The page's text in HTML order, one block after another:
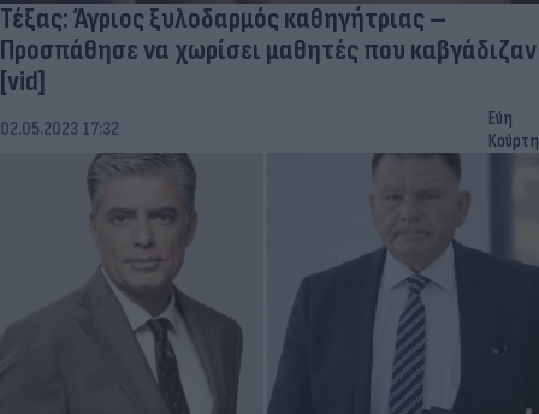
Τέξας: Άγριος ξυλοδαρμός καθηγήτριας –
Προσπάθησε να χωρίσει μαθητές που καβγάδιζαν
[vid]
02.05.2023 17:32
Εύη
Κούρτη